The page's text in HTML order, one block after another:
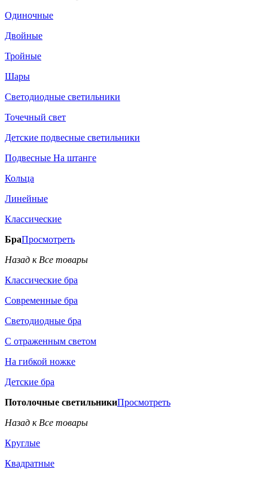
Одиночные
Двойные
Тройные
Шары
Светодиодные светильники
Точечный свет
Детские подвесные светильники
Подвесные На штанге
Кольца
Линейные
Классические
БраПросмотреть
Назад к Все товары
Классические бра
Современные бра
Светодиодные бра
С отраженным светом
На гибкой ножке
Детские бра
Потолочные светильникиПросмотреть
Назад к Все товары
Круглые
Квадратные